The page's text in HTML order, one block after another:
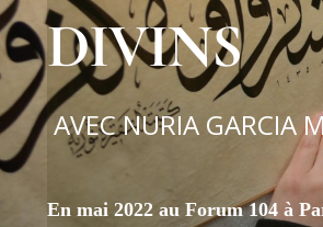
DIVINS
AVEC NURIA GARCIA
En mai 2022 au Forum 104 à